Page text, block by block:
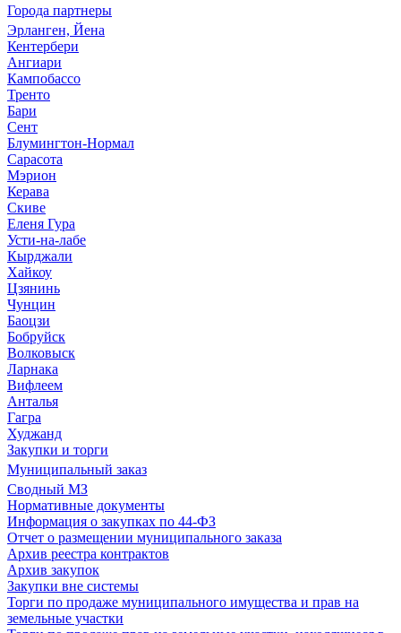
Города партнеры
Эрланген, Йена
Кентербери
Ангиари
Кампобассо
Тренто
Бари
Сент
Блумингтон-Нормал
Сарасота
Мэрион
Керава
Скиве
Еленя Гура
Усти-на-лабе
Кырджали
Хайкоу
Цзянинь
Чунцин
Баоцзи
Бобруйск
Волковыск
Ларнака
Вифлеем
Анталья
Гагра
Худжанд
Закупки и торги
Муниципальный заказ
Сводный МЗ
Нормативные документы
Информация о закупках по 44-ФЗ
Отчет о размещении муниципального заказа
Архив реестра контрактов
Архив закупок
Закупки вне системы
Торги по продаже муниципального имущества и прав на
земельные участки